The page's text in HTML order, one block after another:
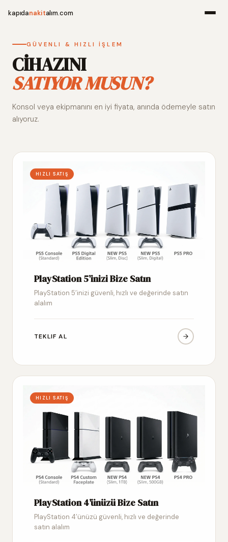
kapıdanakitalım.com
Alım
GÜVENLI & HIZLI İŞLEM
CİHAZINI
SATIYOR MUSUN?
Konsol veya ekipmanını en iyi fiyata, anında ödemeyle satın
alıyoruz.
HIZLI SATIŞ
PlayStation 5’inizi Bize Satın
PlayStation 5’inizi güvenli, hızlı ve değerinde satın
alalım
TEKLIF AL
HIZLI SATIŞ
PlayStation 4’ünüzü Bize Satın
PlayStation 4’ünüzü güvenli, hızlı ve değerinde
satın alalım